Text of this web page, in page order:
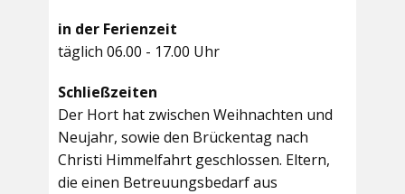
in der Ferienzeit
täglich 06.00 - 17.00 Uhr
Schließzeiten
Der Hort hat zwischen Weihnachten und
Neujahr, sowie den Brückentag nach
Christi Himmelfahrt geschlossen. Eltern,
die einen Betreuungsbedarf aus